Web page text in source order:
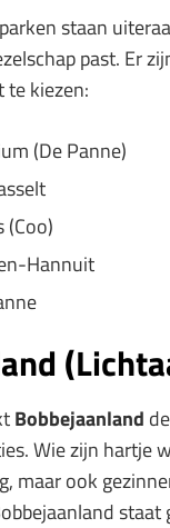
staan
past. Er
te kiezen:
(De Panne)
(Coo)
Hannuit
Bobbejaanland
Wie zijn hartje
maar ook